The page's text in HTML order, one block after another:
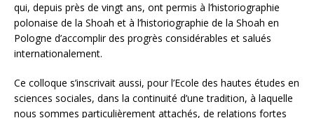
qui, depuis près de vingt ans, ont permis à l’historiographie
polonaise de la Shoah et à l’historiographie de la Shoah en
Pologne d’accomplir des progrès considérables et salués
internationalement.
Ce colloque s’inscrivait aussi, pour l’Ecole des hautes études en
sciences sociales, dans la continuité d’une tradition, à laquelle
nous sommes particulièrement attachés, de relations fortes